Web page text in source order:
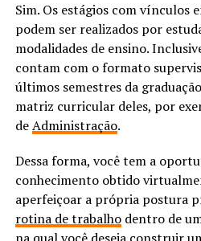
Sim. Os estágios com vínculos
podem ser realizados por
modalidades de ensino.
contam com o formato
últimos semestres da
matriz curricular deles, por
deAdministração.
Dessa forma, você tem a
conhecimento obtido
aperfeiçoar a própria postura
rotina de trabalhodentro de